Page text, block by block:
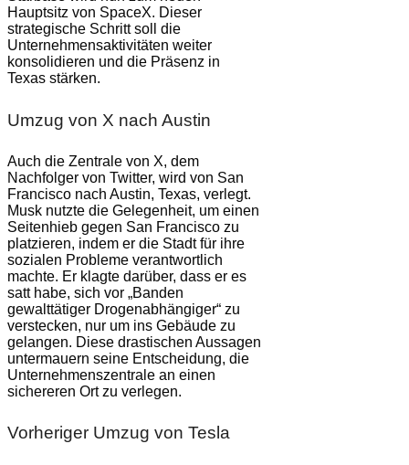
Hauptsitz von SpaceX. Dieser
strategische Schritt soll die
Unternehmensaktivitäten weiter
konsolidieren und die Präsenz in
Texas stärken.
Umzug von X nach Austin
Auch die Zentrale von X, dem
Nachfolger von Twitter, wird von San
Francisco nach Austin, Texas, verlegt.
Musk nutzte die Gelegenheit, um einen
Seitenhieb gegen San Francisco zu
platzieren, indem er die Stadt für ihre
sozialen Probleme verantwortlich
machte. Er klagte darüber, dass er es
satt habe, sich vor „Banden
gewalttätiger Drogenabhängiger“ zu
verstecken, nur um ins Gebäude zu
gelangen. Diese drastischen Aussagen
untermauern seine Entscheidung, die
Unternehmenszentrale an einen
sichereren Ort zu verlegen.
Vorheriger Umzug von Tesla